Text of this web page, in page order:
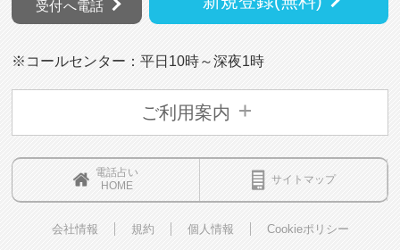
受付へ電話
※コールセンター：平日10時～深夜1時
ご利用案内
電話占い
HOME
サイトマップ
会社情報 規約 個人情報 Cookieポリシー